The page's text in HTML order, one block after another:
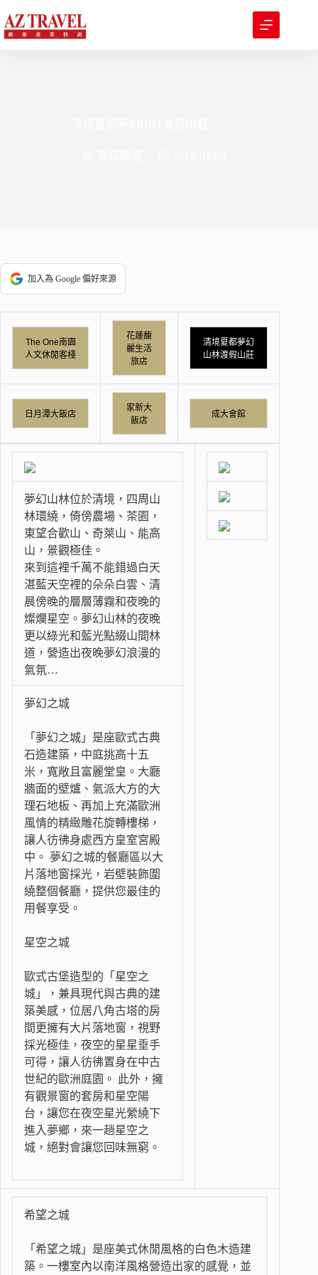
至
主
加入為 Google 偏好來源
The One南園
人文休閒客棧
花蓮馥
麗生活
旅店
清境夏都夢幻
山林渡假山莊
日月潭大飯店
家新大
飯店
成大會館
夢幻山林位於清境，四周山
林環繞，倚傍農場、茶園，
東望合歡山、奇萊山、能高
山，景觀極佳。
來到這裡千萬不能錯過白天
湛藍天空裡的朵朵白雲、清
晨傍晚的層層薄霧和夜晚的
燦爛星空。夢幻山林的夜晚
更以綠光和藍光點綴山間林
道，營造出夜晚夢幻浪漫的
氣氛…
夢幻之城
「夢幻之城」是座歐式古典
石造建築，中庭挑高十五
米，寬敞且富麗堂皇。大廳
牆面的壁爐、氣派大方的大
理石地板、再加上充滿歐洲
風情的精緻雕花旋轉樓梯，
讓人彷彿身處西方皇室宮殿
中。 夢幻之城的餐廳區以大
片落地窗採光，岩壁裝飾圍
繞整個餐廳，提供您最佳的
用餐享受。
星空之城
歐式古堡造型的「星空之
城」，兼具現代與古典的建
築美感，位居八角古塔的房
間更擁有大片落地窗，視野
採光極佳，夜空的星星垂手
可得，讓人彷彿置身在中古
世紀的歐洲庭園。 此外，擁
有觀景窗的套房和星空陽
台，讓您在夜空星光縈繞下
進入夢鄉，來一趟星空之
城，絕對會讓您回味無窮。
希望之城
「希望之城」是座美式休閒風格的白色木造建
築。一樓室內以南洋風格營造出家的感覺，並